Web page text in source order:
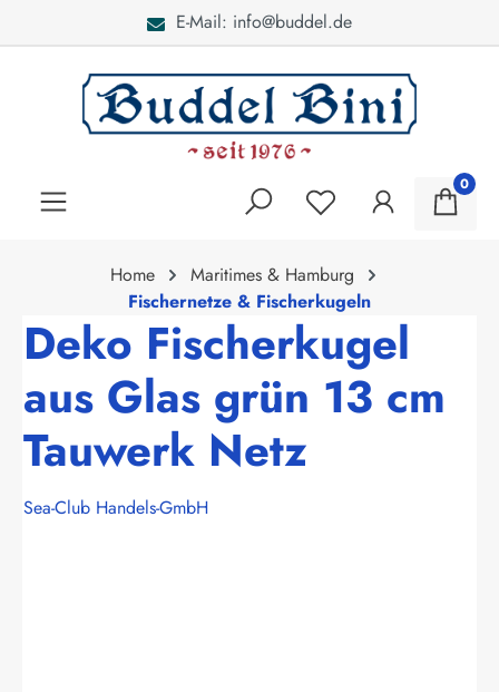
E-Mail: info@buddel.de
0
Home
Maritimes & Hamburg
Fischernetze & Fischerkugeln
Deko Fischerkugel
aus Glas grün 13 cm
Tauwerk Netz
Sea-Club Handels-GmbH